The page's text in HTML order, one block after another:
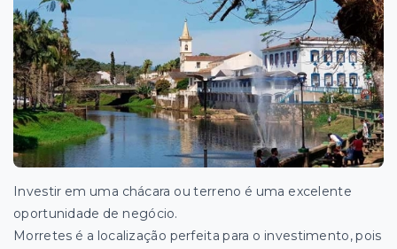
Investir em uma chácara ou terreno é uma excelente
oportunidade de negócio.
Morretes é a localização perfeita para o investimento, pois